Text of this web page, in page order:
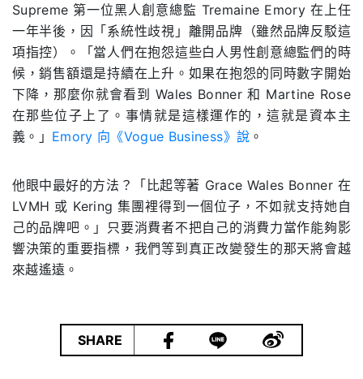
Supreme 第一位黑人創意總監 Tremaine Emory 在上任
一年半後，因「系統性歧視」離開品牌（雖然品牌反駁這
項指控）。「當人們在抱怨這些白人男性創意總監們的時
候，銷售額還是持續在上升。如果在抱怨的同時數字開始
下降，那麼你就會看到 Wales Bonner 和 Martine Rose
在那些位子上了。事情就是這樣運作的，這就是資本主
義。」 Emory 向《Vogue Business》說 。
他眼中最好的方法？「比起等著 Grace Wales Bonner 在
LVMH 或 Kering 集團裡得到一個位子，不如就支持她自
己的品牌吧。」只要消費者不把自己的消費力當作能夠影
響決策的重要指標，我們等到真正改變發生的那天將會越
來越遙遠。
SHARE